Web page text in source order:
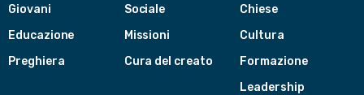
Giovani
Educazione
Preghiera
Sociale
Missioni
Cura del creato
Chiese
Cultura
Formazione
Leadership